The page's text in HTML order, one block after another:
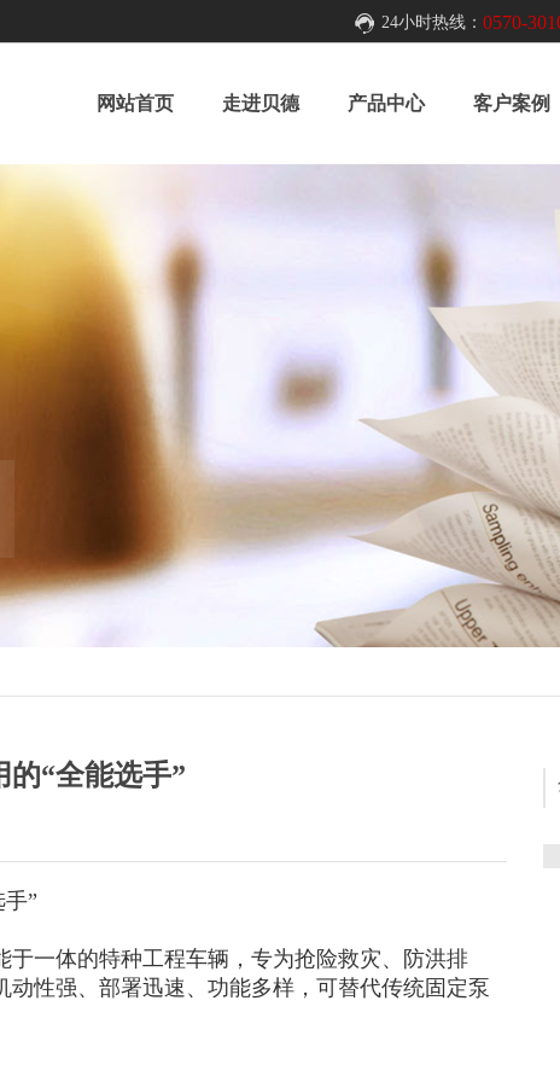
24小时热线： 0570-
网站首页 走进贝德 产品中心 客户案例
“全能选手”
”
一体的特种工程车辆，专为抢险救灾、防洪排
性强、部署迅速、功能多样，可替代传统固定泵